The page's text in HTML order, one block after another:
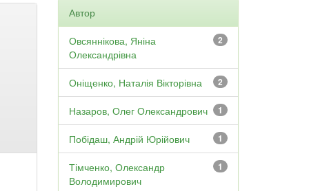
Автор
2
Овсяннікова, Яніна
Олександрівна
2
Оніщенко, Наталія Вікторівна
1
Назаров, Олег Олександрович
1
Побідаш, Андрій Юрійович
1
Тімченко, Олександр
Володимирович